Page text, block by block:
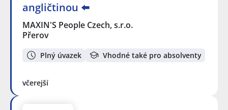
angličtinou ⬅️
MAXIN'S People Czech, s.r.o.
Přerov
Plný úvazek Vhodné také pro absolventy
včerejší